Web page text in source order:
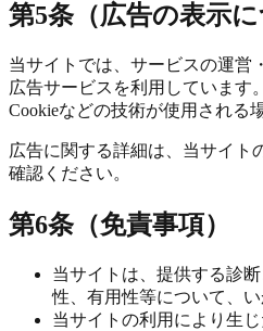
第5条（広告の表示に
当サイトでは、サービスの運営
広告サービスを利用しています
Cookieなどの技術が使用される
広告に関する詳細は、当サイト
確認ください。
第6条（免責事項）
当サイトは、提供する診
性、有用性等について、
当サイトの利用により生